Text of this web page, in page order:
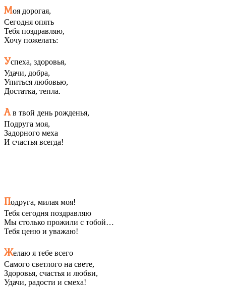
Моя дорогая,
Сегодня опять
Тебя поздравляю,
Хочу пожелать:
Успеха, здоровья,
Удачи, добра,
Упиться любовью,
Достатка, тепла.
А в твой день рожденья,
Подруга моя,
Задорного меха
И счастья всегда!
Подруга, милая моя!
Тебя сегодня поздравляю
Мы столько прожили с тобой…
Тебя ценю и уважаю!
Желаю я тебе всего
Самого светлого на свете,
Здоровья, счастья и любви,
Удачи, радости и смеха!